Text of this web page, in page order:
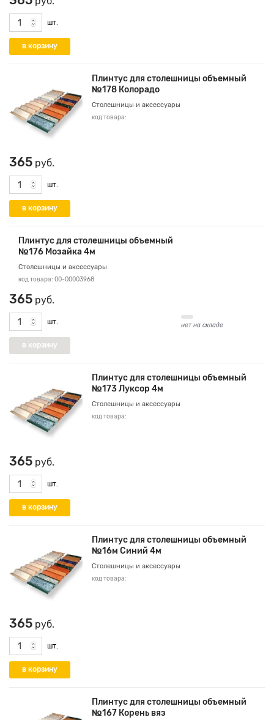
шт.
Плинтус для столешницы объемный
№178 Колорадо
Столешницы и аксессуары
код товара:
365 руб.
шт.
Плинтус для столешницы объемный
№176 Мозайка 4м
Столешницы и аксессуары
код товара: 00-00003968
365 руб.
шт. нет на складе
Плинтус для столешницы объемный
№173 Луксор 4м
Столешницы и аксессуары
код товара:
365 руб.
шт.
Плинтус для столешницы объемный
№16м Синий 4м
Столешницы и аксессуары
код товара:
365 руб.
шт.
Плинтус для столешницы объемный
№167 Корень вяз